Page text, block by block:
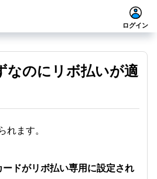
ログイン
なのにリボ払いが適
ます。
ードがリボ払い専用に設定され